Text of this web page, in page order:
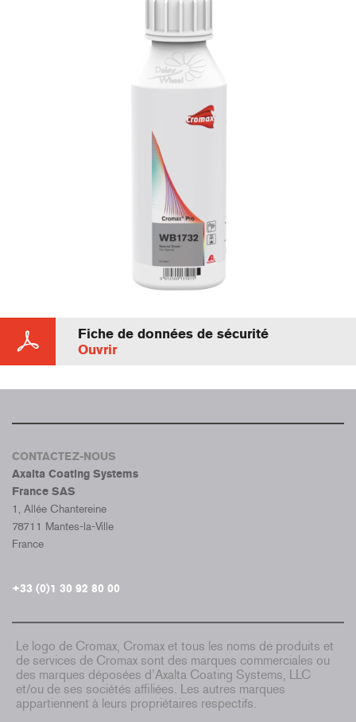
Fiche de données de sécurité
Ouvrir
CONTACTEZ-NOUS
Axalta Coating Systems
France SAS
1, Allée Chantereine
78711 Mantes-la-Ville
France
+33 (0)1 30 92 80 00
Le logo de Cromax, Cromax et tous les noms de produits et
de services de Cromax sont des marques commerciales ou
des marques déposées d’Axalta Coating Systems, LLC
et/ou de ses sociétés affiliées. Les autres marques
appartiennent à leurs propriétaires respectifs.